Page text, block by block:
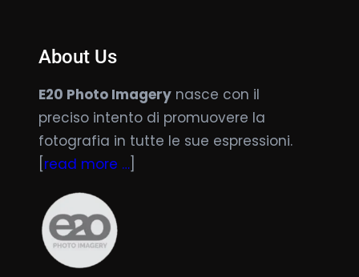
About Us
E20 Photo Imagery nasce con il
preciso intento di promuovere la
fotografia in tutte le sue espressioni.
read more …